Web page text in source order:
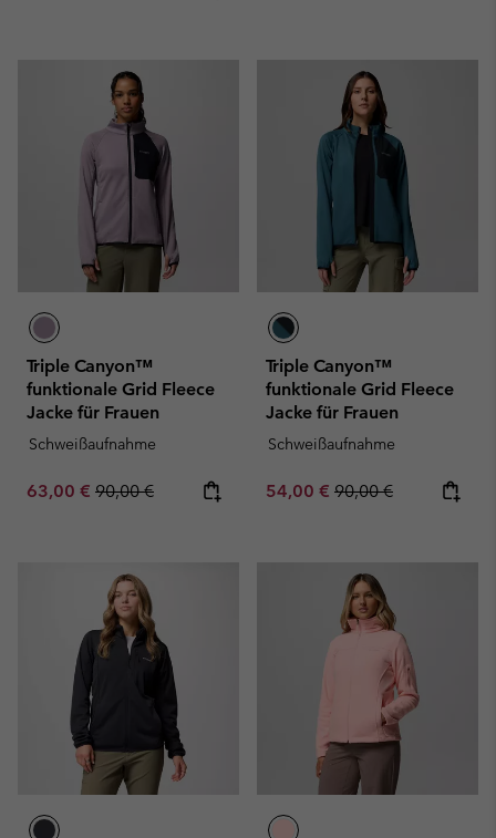
Triple Canyon™
funktionale Grid Fleece
Jacke für Frauen
Schweißaufnahme
Sale price:
63,00 € Regular price:
90,00 €
Triple Canyon™
funktionale Grid Fleece
Jacke für Frauen
Schweißaufnahme
Sale price:
54,00 € Regular price:
90,00 €